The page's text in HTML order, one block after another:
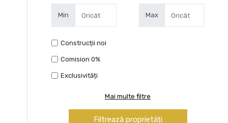
Min Max
Construcții noi
Comision 0%
Exclusivități
Mai multe filtre